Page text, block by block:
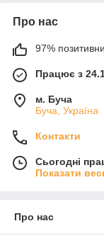
Про нас
97%
Працює з
м. Буча
Буча, Україна
Контакти
Сьогодні
Показати
Про нас